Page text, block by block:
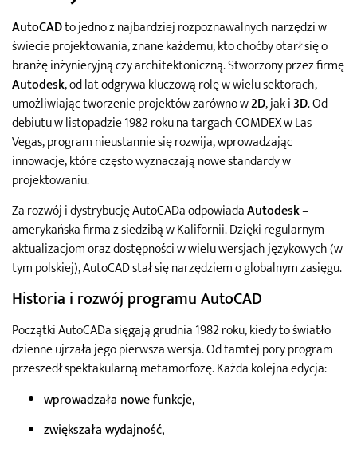
AutoCADto jedno z najbardziej rozpoznawalnych narzędzi w
świecie projektowania, znane każdemu, kto choćby otarł się o
branżę inżynieryjną czy architektoniczną. Stworzony przez firmę
Autodesk, od lat odgrywa kluczową rolę w wielu sektorach,
umożliwiając tworzenie projektów zarówno w2D, jak i3D. Od
debiutu w listopadzie 1982 roku na targach COMDEX w Las
Vegas, program nieustannie się rozwija, wprowadzając
innowacje, które często wyznaczają nowe standardy w
projektowaniu.
Za rozwój i dystrybucję AutoCADa odpowiadaAutodesk–
amerykańska firma z siedzibą w Kalifornii. Dzięki regularnym
aktualizacjom oraz dostępności w wielu wersjach językowych (w
tym polskiej), AutoCAD stał się narzędziem o globalnym zasięgu.
Historia i rozwój programu AutoCAD
Początki AutoCADa sięgają grudnia 1982 roku, kiedy to światło
dzienne ujrzała jego pierwsza wersja. Od tamtej pory program
przeszedł spektakularną metamorfozę. Każda kolejna edycja:
wprowadzała nowe funkcje,
zwiększała wydajność,